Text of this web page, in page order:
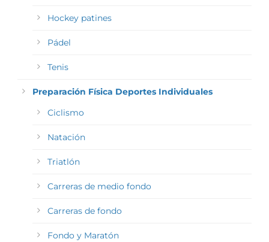
Hockey patines
Pádel
Tenis
Preparación Física Deportes Individuales
Ciclismo
Natación
Triatlón
Carreras de medio fondo
Carreras de fondo
Fondo y Maratón